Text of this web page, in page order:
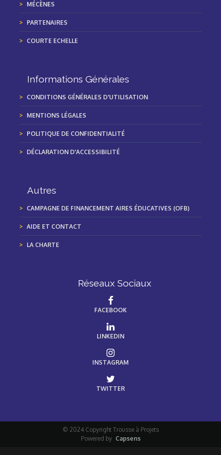
MÉCÈNES
PARTENAIRES
COURTE ECHELLE
Informations Générales
CONDITIONS GÉNÉRALES D'UTILISATION
MENTIONS LÉGALES
POLITIQUE DE CONFIDENTIALITÉ
DÉCLARATION D'ACCESSIBILITÉ
Autres
CAMPAGNE DE FINANCEMENT AIRES ÉDUCATIVES (OFB)
AIDE ET CONTACT
LA CHARTE
Réseaux Sociaux
FACEBOOK
LINKEDIN
INSTAGRAM
TWITTER
© 2024 Copyright Trousse à Projets
Powered by Capsens